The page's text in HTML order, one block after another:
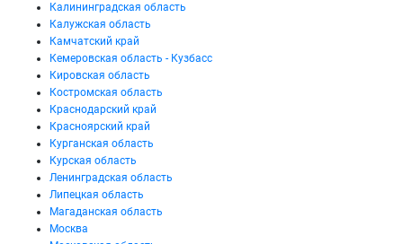
Калининградская область
Калужская область
Камчатский край
Кемеровская область - Кузбасс
Кировская область
Костромская область
Краснодарский край
Красноярский край
Курганская область
Курская область
Ленинградская область
Липецкая область
Магаданская область
Москва